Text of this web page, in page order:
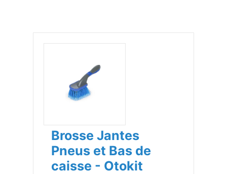
Brosse Jantes
Pneus et Bas de
caisse - Otokit